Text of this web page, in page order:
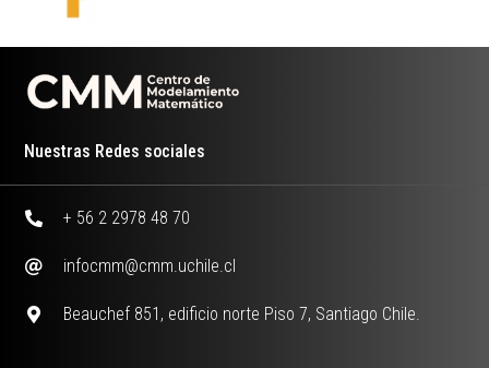
Nuestras Redes sociales
+ 56 2 2978 48 70
infocmm@cmm.uchile.cl
Beauchef 851, edificio norte Piso 7, Santiago Chile.